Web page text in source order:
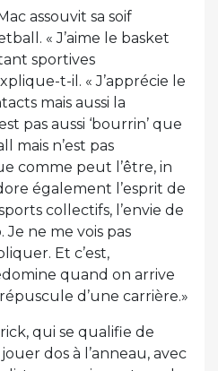
assouvit sa soif
« J’aime le basket
sportives
t-il. « J’apprécie le
mais aussi la
pas aussi ‘bourrin’ que
mais n’est pas
comme peut l’être, in
également l’esprit de
collectifs, l’envie de
ne me vois pas
Et c’est,
quand on arrive
d’une carrière.»
qui se qualifie de
dos à l’anneau, avec